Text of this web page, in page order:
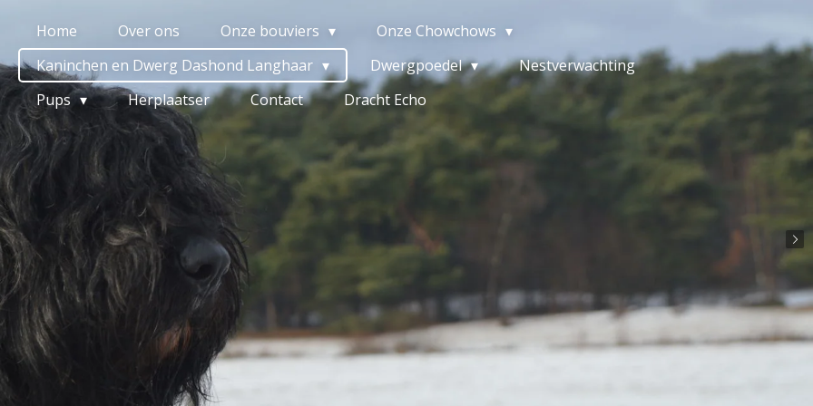
Home Over ons Onze bouviers
Onze Chowchows
Kaninchen en Dwerg Dashond Langhaar
Dwergpoedel
Nestverwachting
Pups
Herplaatser Contact Dracht Echo